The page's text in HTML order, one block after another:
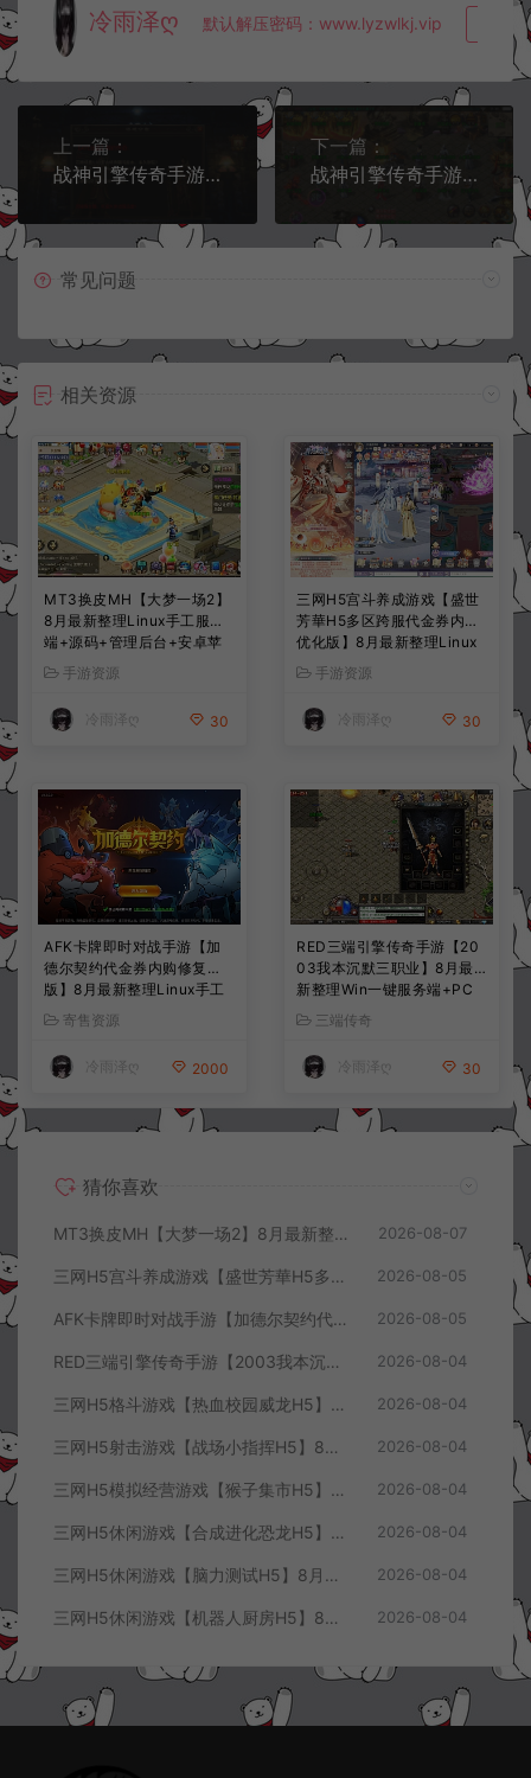
冷雨泽ღ 默认解压密码：www.lyzwlkj.vip 复
上一篇：
战神引擎传奇手游【1.85御风传奇】7月最新整理Win一键服务端+GM充值后台+安卓苹果双端+详细搭建教程
下一篇：
战神引擎传奇手游【龙魂灭霸】7月最新整理Win一键服务端+GM充值后台+安卓苹果双端+详细搭建教程
常见问题
相关资源
MT3换皮MH【大梦一场2】
8月最新整理Linux手工服务
端+源码+管理后台+安卓苹
果双端+详细搭建教程+视频
教程
手游资源
冷雨泽ღ 30
三网H5宫斗养成游戏【盛世
芳華H5多区跨服代金券内购
优化版】8月最新整理Linux
手工服务端+CDK授权后台
+全资源安卓+详细搭建教程
+视频教程
手游资源
冷雨泽ღ 30
AFK卡牌即时对战手游【加
德尔契约代金券内购修复
版】8月最新整理Linux手工
服务端+前后端全套源码+CD
K授权后台+安卓苹果双端
+详细搭建教程+视频教程
寄售资源
冷雨泽ღ 2000
RED三端引擎传奇手游【20
03我本沉默三职业】8月最
新整理Win一键服务端+PC
安卓+详细搭建教程
三端传奇
冷雨泽ღ 30
猜你喜欢
MT3换皮MH【大梦一场2】8月最新整理Linux手工服务端+源码+管理后台+安卓苹果双端+详细搭建教程+视频教程 2026-08-07
三网H5宫斗养成游戏【盛世芳華H5多区跨服代金券内购优化版】8月最新整理Linux手工服务端+CDK授权后台+全资源安卓+详细搭建教程+视频教程 2026-08-05
AFK卡牌即时对战手游【加德尔契约代金券内购修复版】8月最新整理Linux手工服务端+前后端全套源码+CDK授权后台+安卓苹果双端+详细搭建教程+视频教程 2026-08-05
RED三端引擎传奇手游【2003我本沉默三职业】8月最新整理Win一键服务端+PC安卓+详细搭建教程 2026-08-04
三网H5格斗游戏【热血校园威龙H5】8月最新整理Linux手工服务端+Win一键服务端+解压即玩+简易安卓客户端+详细搭建教程 2026-08-04
三网H5射击游戏【战场小指挥H5】8月最新整理Linux手工服务端+Win一键服务端+解压即玩+简易安卓客户端+详细搭建教程 2026-08-04
三网H5模拟经营游戏【猴子集市H5】8月最新整理Linux手工服务端+Win一键服务端+解压即玩+简易安卓客户端+详细搭建教程 2026-08-04
三网H5休闲游戏【合成进化恐龙H5】8月最新整理Linux手工服务端+Win一键服务端+解压即玩+简易安卓客户端+详细搭建教程 2026-08-04
三网H5休闲游戏【脑力测试H5】8月最新整理Linux手工服务端+Win一键服务端+解压即玩+简易安卓客户端+详细搭建教程 2026-08-04
三网H5休闲游戏【机器人厨房H5】8月最新整理Linux手工服务端+Win一键服务端+解压即玩+简易安卓客户端+详细搭建教程 2026-08-04